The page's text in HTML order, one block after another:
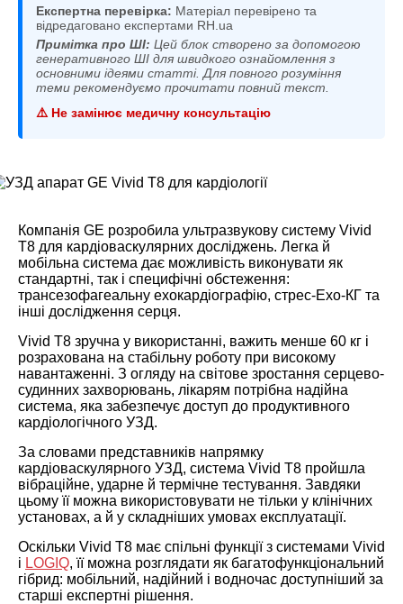
Експертна перевірка: Матеріал перевірено та
відредаговано експертами RH.ua
Примітка про ШІ: Цей блок створено за допомогою
генеративного ШІ для швидкого ознайомлення з
основними ідеями статті. Для повного розуміння
теми рекомендуємо прочитати повний текст.
⚠️ Не замінює медичну консультацію
Компанія GE розробила ультразвукову систему Vivid
T8 для кардіоваскулярних досліджень. Легка й
мобільна система дає можливість виконувати як
стандартні, так і специфічні обстеження:
трансезофагеальну ехокардіографію, стрес-Ехо-КГ та
інші дослідження серця.
Vivid T8 зручна у використанні, важить менше 60 кг і
розрахована на стабільну роботу при високому
навантаженні. З огляду на світове зростання серцево-
судинних захворювань, лікарям потрібна надійна
система, яка забезпечує доступ до продуктивного
кардіологічного УЗД.
За словами представників напрямку
кардіоваскулярного УЗД, система Vivid T8 пройшла
вібраційне, ударне й термічне тестування. Завдяки
цьому її можна використовувати не тільки у клінічних
установах, а й у складніших умовах експлуатації.
Оскільки Vivid T8 має спільні функції з системами Vivid
і LOGIQ, її можна розглядати як багатофункціональний
гібрид: мобільний, надійний і водночас доступніший за
старші експертні рішення.